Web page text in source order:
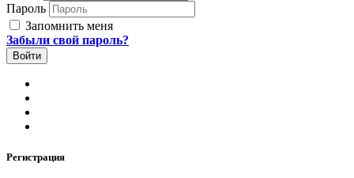
Пароль
Запомнить меня
Забыли свой пароль?
Регистрация